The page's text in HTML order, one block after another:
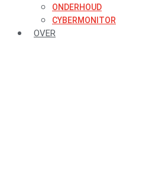
ONDERHOUD
CYBERMONITOR
OVER